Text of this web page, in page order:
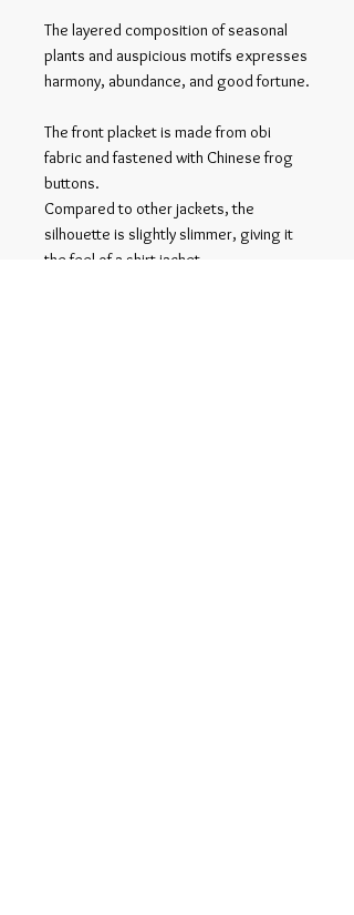
The layered composition of seasonal
plants and auspicious motifs expresses
harmony, abundance, and good fortune.
The front placket is made from obi
fabric and fastened with Chinese frog
buttons.
Compared to other jackets, the
silhouette is slightly slimmer, giving it
the feel of a shirt jacket.